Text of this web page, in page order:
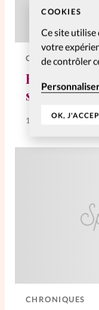
COOKIES
Ce site utilise
votre
de contrôler
OK,
CHRONIQUES
Etre à la
s’épanouir
13 Juin 2011
CHRONIQUES